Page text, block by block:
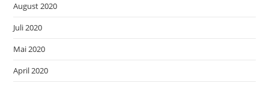
August 2020
Juli 2020
Mai 2020
April 2020